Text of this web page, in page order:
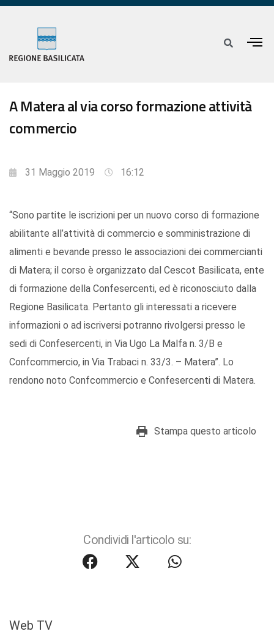
A Matera al via corso formazione attività
commercio
31 Maggio 2019 16:12
“Sono partite le iscrizioni per un nuovo corso di formazione
abilitante all’attività di commercio e somministrazione di
alimenti e bevande presso le associazioni dei commercianti
di Matera; il corso è organizzato dal Cescot Basilicata, ente
di formazione della Confesercenti, ed è riconosciuto dalla
Regione Basilicata. Pertanto gli interessati a ricevere
informazioni o ad iscriversi potranno rivolgersi presso le
sedi di Confesercenti, in Via Ugo La Malfa n. 3/B e
Confcommercio, in Via Trabaci n. 33/3. – Matera”. Lo
rendono noto Confcommercio e Confesercenti di Matera.
Stampa questo articolo
Condividi l'articolo su:
Web TV